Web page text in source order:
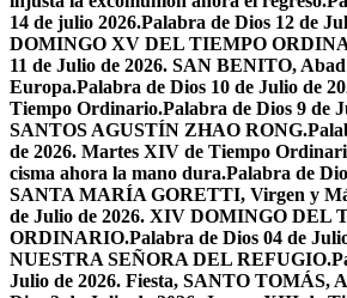
14 de julio 2026.Palabra de Dios 12 de
DOMINGO XV DEL TIEMPO
11 de Julio de 2026. SAN BENITO,
Europa.Palabra de Dios 10 de Julio de
Tiempo Ordinario.Palabra de Dios 9 de
SANTOS AGUSTÍN ZHAO RONG.
de 2026. Martes XIV de Tiempo
cisma ahora la mano dura.Palabra de
SANTA MARÍA GORETTI, Virgen y
de Julio de 2026. XIV DOMINGO DEL
ORDINARIO.Palabra de Dios 04 de
NUESTRA SEÑORA DEL REFUGIO.
Julio de 2026. Fiesta, SANTO TOMÁS,